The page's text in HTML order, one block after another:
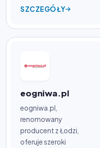
SZCZEGÓŁY
eogniwa.pl
eogniwa.pl,
renomowany
producent z Łodzi,
oferuje szeroki